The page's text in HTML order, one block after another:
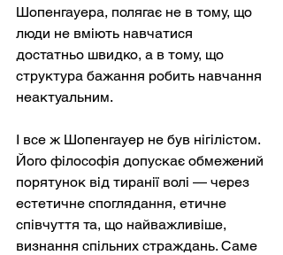
Шопенгауера, полягає не в тому, що
люди не вміють навчатися
достатньо швидко, а в тому, що
структура бажання робить навчання
неактуальним.
І все ж Шопенгауер не був нігілістом.
Його філософія допускає обмежений
порятунок від тиранії волі — через
естетичне споглядання, етичне
співчуття та, що найважливіше,
визнання спільних страждань. Саме